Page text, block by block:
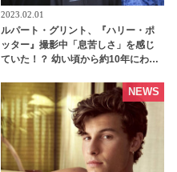
2023.02.01
ルパート・グリント、『ハリー・ポ
ッター』撮影中「息苦しさ」を感じ
ていた！？ 幼い頃から約10年にわた
た知られざる苦労とは…？ -
tvgroove
NEWS